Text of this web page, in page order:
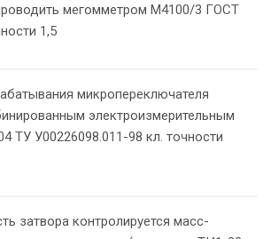
мегомметром М4100/3 ГОСТ
1,5
микропереключателя
электроизмерительным
ТУ У00226098.011-98 кл. точности
затвора контролируется масс-